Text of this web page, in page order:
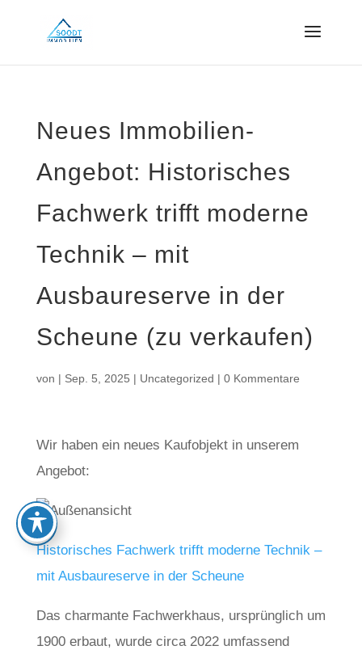
Neues Immobilien-
Angebot: Historisches
Fachwerk trifft moderne
Technik – mit
Ausbaureserve in der
Scheune (zu verkaufen)
von | Sep. 5, 2025 | Uncategorized | 0 Kommentare
Wir haben ein neues Kaufobjekt in unserem
Angebot:
Historisches Fachwerk trifft moderne Technik –
mit Ausbaureserve in der Scheune
Das charmante Fachwerkhaus, ursprünglich um
1900 erbaut, wurde circa 2022 umfassend